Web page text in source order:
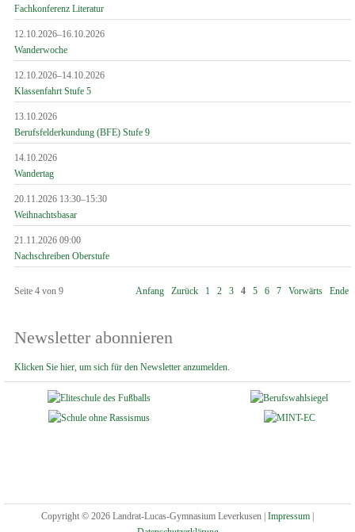
Fachkonferenz Literatur
12.10.2026–16.10.2026
Wanderwoche
12.10.2026–14.10.2026
Klassenfahrt Stufe 5
13.10.2026
Berufsfelderkundung (BFE) Stufe 9
14.10.2026
Wandertag
20.11.2026 13:30–15:30
Weihnachtsbasar
21.11.2026 09:00
Nachschreiben Oberstufe
Seite 4 von 9 Anfang Zurück 1 2 3 4 5 6 7 Vorwärts Ende
Newsletter abonnieren
Klicken Sie hier, um sich für den Newsletter anzumelden.
Copyright © 2026 Landrat-Lucas-Gymnasium Leverkusen | Impressum |